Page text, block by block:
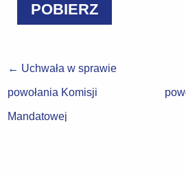
POBIERZ
← Uchwała w sprawie
powołania Komisji
Mandatowej